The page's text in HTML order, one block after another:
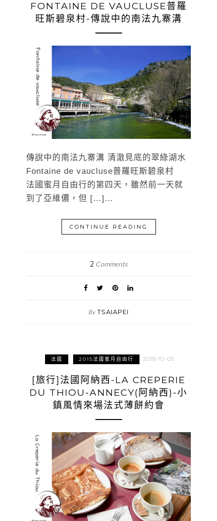
FONTAINE DE VAUCLUSE普羅
旺斯碧泉村-傳說中的南法九寨溝
傳說中的南法九寨溝 清澈見底的翠綠湖水
Fontaine de vaucluse普羅旺斯碧泉村
法國蜜月自由行的第四天，雖然前一天就
到了亞維儂，但 […]…
CONTINUE READING
2 Comments
By TSAIAPEI
法國 2015法國蜜月自由行 2015-10-05
[旅行]法國阿納西-LA CREPERIE
DU THIOU-ANNECY(阿納西)-小
鎮風情來場法式薄餅約會